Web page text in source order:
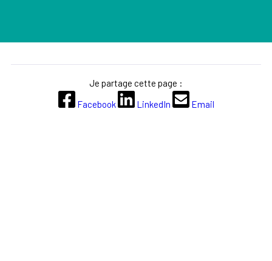
Je partage cette page :
Facebook
LinkedIn Email